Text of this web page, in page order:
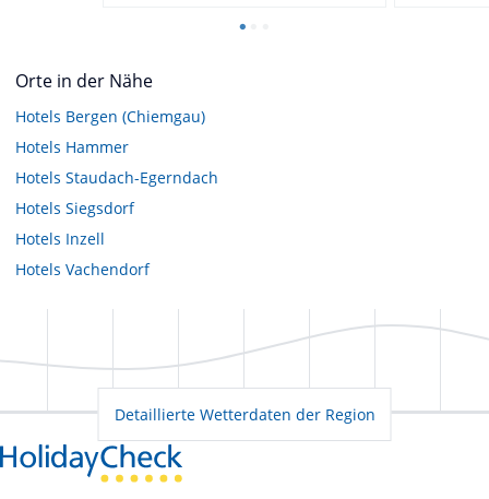
Orte in der Nähe
Hotels Bergen (Chiemgau)
Hotels Hammer
Hotels Staudach-Egerndach
Hotels Siegsdorf
Hotels Inzell
Hotels Vachendorf
Detaillierte Wetterdaten der Region